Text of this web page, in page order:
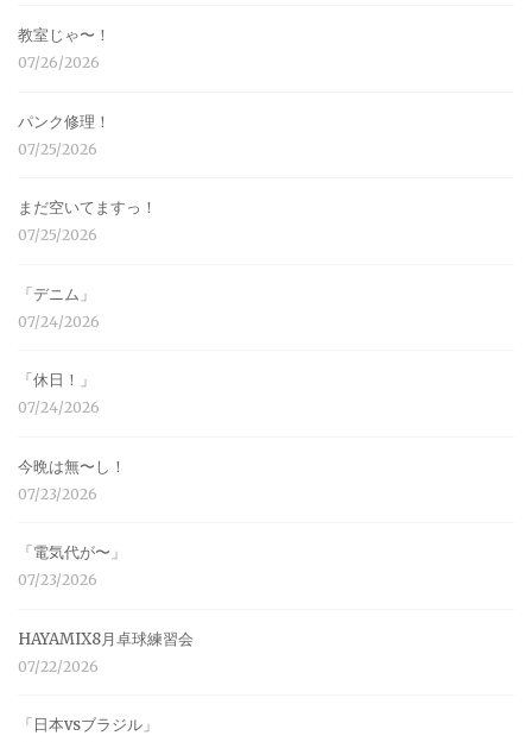
教室じゃ〜！
07/26/2026
パンク修理！
07/25/2026
まだ空いてますっ！
07/25/2026
「デニム」
07/24/2026
「休日！」
07/24/2026
今晩は無〜し！
07/23/2026
「電気代が〜」
07/23/2026
HAYAMIX8月卓球練習会
07/22/2026
「日本vsブラジル」